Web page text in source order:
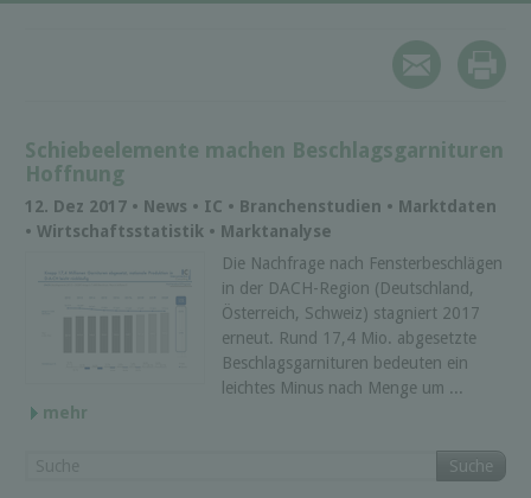
Schiebeelemente machen Beschlagsgarnituren
Hoffnung
12. Dez 2017 • News • IC • Branchenstudien • Marktdaten
• Wirtschaftsstatistik • Marktanalyse
Die Nachfrage nach Fensterbeschlägen
in der DACH-Region (Deutschland,
Österreich, Schweiz) stagniert 2017
erneut. Rund 17,4 Mio. abgesetzte
Beschlagsgarnituren bedeuten ein
leichtes Minus nach Menge um ...
mehr
Suche